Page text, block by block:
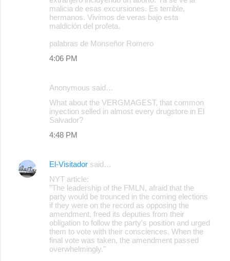
malicia de esas excursiones. Es terrible,
hermanos. Vivimos de veras bajo esta
maldición del profeta.
palabras de Monseñor Romero
4:06 PM
Anonymous said…
What about the VERGMAGEST, that common
inyection selled in almost every drugstore in El
Salvador?
4:48 PM
El-Visitador said…
NYT article:
"The leadership of the FMLN, afraid that the
party would be trounced in the coming elections
if they were on the record as opposing the
amendment, freed its deputies from their
obligation to follow the party's position and urged
them to vote with their consciences. When the
final vote was taken, the amendment passed
overwhelmingly."